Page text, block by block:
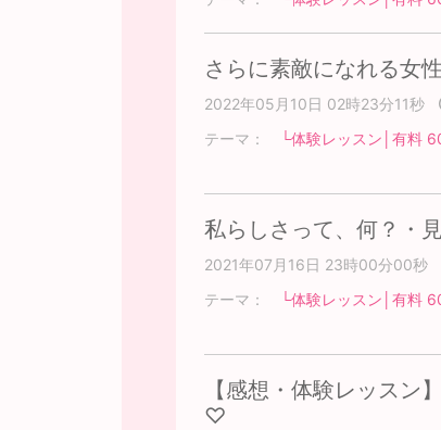
さらに素敵になれる女
2022年05月10日 02時23分11秒
テーマ： └体験レッスン│有料
私らしさって、何？・
2021年07月16日 23時00分00秒
テーマ： └体験レッスン│有料
【感想・体験レッスン
♡